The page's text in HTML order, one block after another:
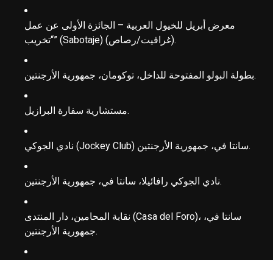
معرض أبريل للخيول العربية – الجائزة الأولى عن عمل
“تخريب” (Sabotaje) (غرافيت/رصاص).
بطولة البولو المفتوحة للداخل، توكومان، جمهورية الأرجنتين.
مستشارية سفارة البرازيل.
نادي الجوكي (Jockey Club) سانتا في، جمهورية الأرجنتين.
نادي الجوكي رافائيلا، سانتا في، جمهورية الأرجنتين.
نقابة المحامين، دار المنتدى (Casa del Foro)، سانتا في،
جمهورية الأرجنتين.